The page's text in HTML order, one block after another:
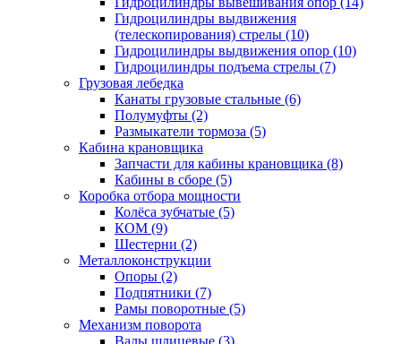
Гидроцилиндры выдвижения
(телескопирования) стрелы (10)
Гидроцилиндры выдвижения опор (10)
Гидроцилиндры подъема стрелы (7)
Грузовая лебедка
Канаты грузовые стальные (6)
Полумуфты (2)
Размыкатели тормоза (5)
Кабина крановщика
Запчасти для кабины крановщика (8)
Кабины в сборе (5)
Коробка отбора мощности
Колёса зубчатые (5)
КОМ (9)
Шестерни (2)
Металлоконструкции
Опоры (2)
Подпятники (7)
Рамы поворотные (5)
Механизм поворота
Валы шлицевые (3)